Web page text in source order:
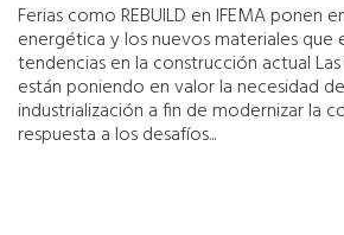
Ferias como REBUILD en IFEMA ponen
energética y los nuevos materiales que
tendencias en la construcción actual
están poniendo en valor la necesidad
industrialización a fin de modernizar la
respuesta a los desafíos...